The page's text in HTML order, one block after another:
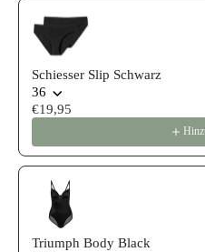
Schiesser Slip Schwarz
36
€19,95
Triumph Body Black